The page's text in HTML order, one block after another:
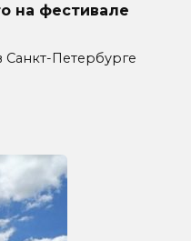
на фестивале
Санкт-Петербурге